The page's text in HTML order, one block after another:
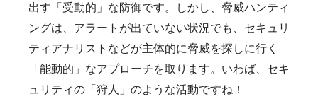
出す「受動的」な防御です。しかし、脅威ハンティ
ングは、アラートが出ていない状況でも、セキュリ
ティアナリストなどが主体的に脅威を探しに行く
「能動的」なアプローチを取ります。いわば、セキ
ュリティの「狩人」のような活動ですね！